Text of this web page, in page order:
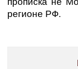
регионе РФ.